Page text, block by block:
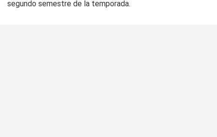
segundo semestre de la temporada.